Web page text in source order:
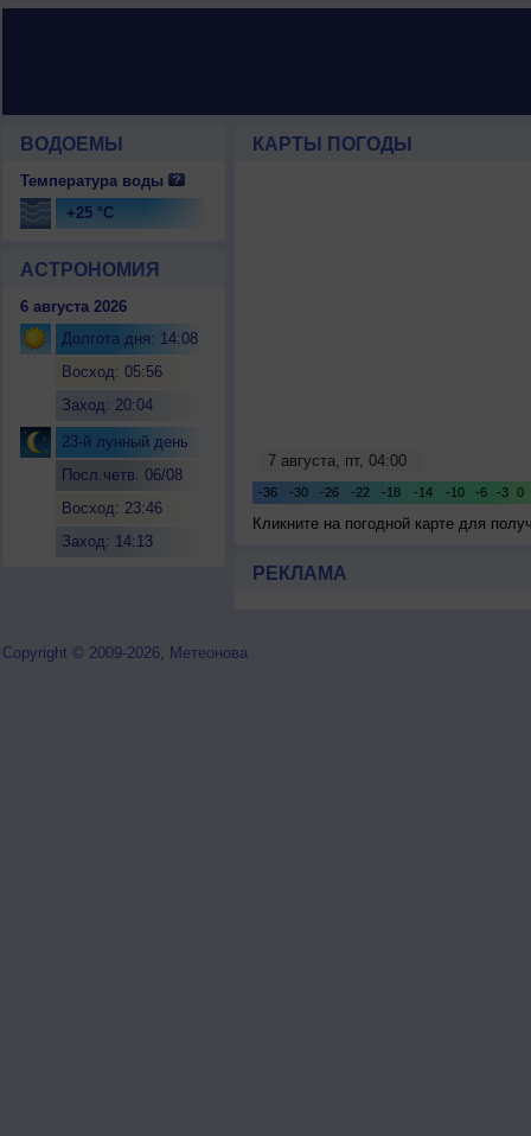
ВОДОЕМЫ
Температура воды
+25 °C
АСТРОНОМИЯ
6 августа 2026
Долгота дня: 14:08
Восход: 05:56
Заход: 20:04
23-й лунный день
Посл.четв. 06/08
Восход: 23:46
Заход: 14:13
КАРТЫ ПОГОДЫ
Кликните на погодной карте для
РЕКЛАМА
Copyright © 2009-2026, Метеонова